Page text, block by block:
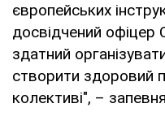
європейських
досвідчений офіцер
здатний
створити здоровий
колективі", –